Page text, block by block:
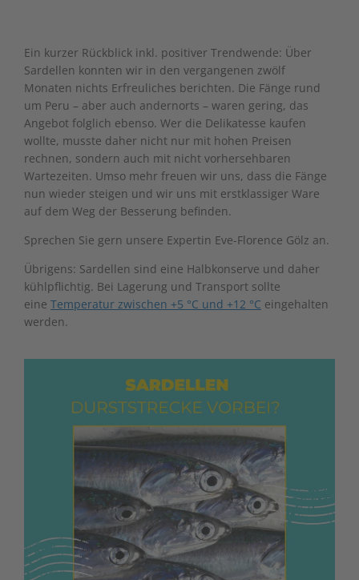
Ein kurzer Rückblick inkl. positiver Trendwende: Über
Sardellen konnten wir in den vergangenen zwölf
Monaten nichts Erfreuliches berichten. Die Fänge rund
um Peru – aber auch andernorts – waren gering, das
Angebot folglich ebenso. Wer die Delikatesse kaufen
wollte, musste daher nicht nur mit hohen Preisen
rechnen, sondern auch mit nicht vorhersehbaren
Wartezeiten. Umso mehr freuen wir uns, dass die Fänge
nun wieder steigen und wir uns mit erstklassiger Ware
auf dem Weg der Besserung befinden.
Sprechen Sie gern unsere Expertin Eve-Florence Gölz an.
Übrigens: Sardellen sind eine Halbkonserve und daher
kühlpflichtig. Bei Lagerung und Transport sollte
eine Temperatur zwischen +5 °C und +12 °C eingehalten
werden.